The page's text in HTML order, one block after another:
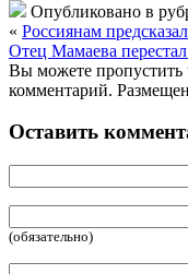
Опубликовано в
« Россиянам
Отец Мамаева
Вы можете пропустить
комментарий.
Оставить
(обязательно)